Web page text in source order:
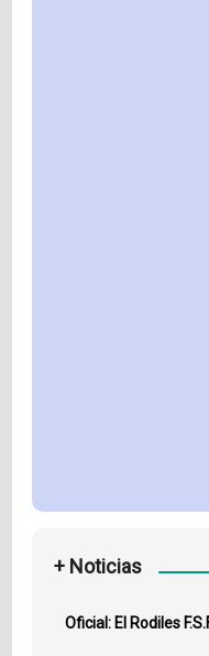
+ Noticias
Oficial: El Rodiles